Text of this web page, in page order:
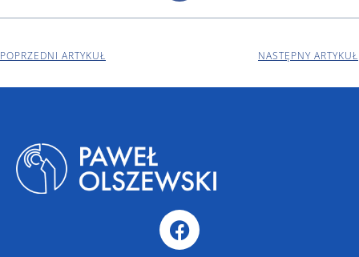
POPRZEDNI ARTYKUŁ NASTĘPNY ARTYKUŁ